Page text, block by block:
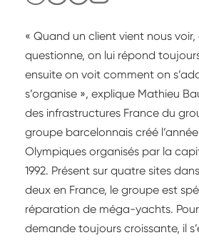
« Quand un client vient nous voir,
questionne, on lui répond
ensuite on voit comment on
s’organise », explique Mathieu
des infrastructures France du
groupe barcelonnais créé
Olympiques organisés par la
1992. Présent sur quatre sites
deux en France, le groupe est
réparation de méga-yachts.
demande toujours croissante, il